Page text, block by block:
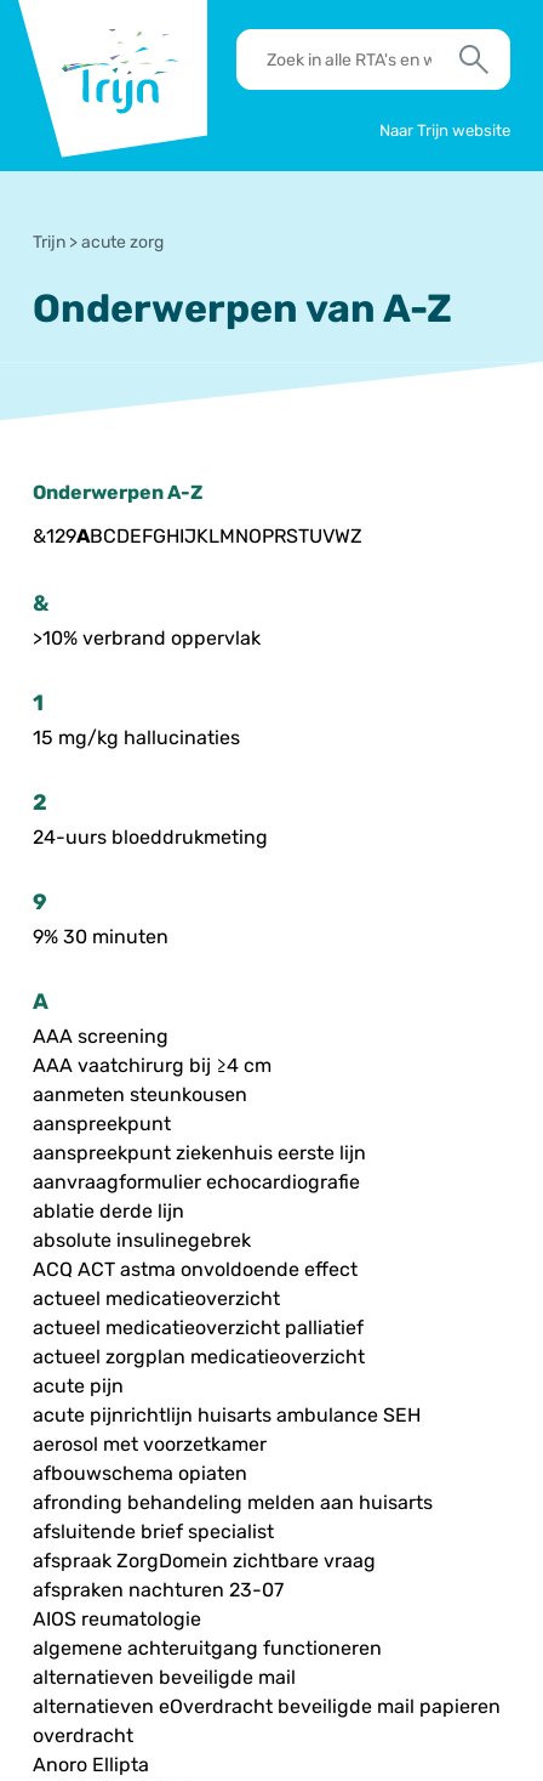
Trijn
RTA's
en
Zoek
Naar Trijn website
Trijn >acute zorg
Onderwerpen van A-Z
Onderwerpen A-Z
&129ABCDEFGHIJKLMNOPRSTUVWZ
&
>10% verbrand oppervlak
1
15 mg/kg hallucinaties
2
24-uurs bloeddrukmeting
9
9% 30 minuten
A
AAA screening
AAA vaatchirurg bij ≥4 cm
aanmeten steunkousen
aanspreekpunt
aanspreekpunt ziekenhuis eerste lijn
aanvraagformulier echocardiografie
ablatie derde lijn
absolute insulinegebrek
ACQ ACT astma onvoldoende effect
actueel medicatieoverzicht
actueel medicatieoverzicht palliatief
actueel zorgplan medicatieoverzicht
acute pijn
acute pijnrichtlijn huisarts ambulance SEH
aerosol met voorzetkamer
afbouwschema opiaten
afronding behandeling melden aan huisarts
afsluitende brief specialist
afspraak ZorgDomein zichtbare vraag
afspraken nachturen 23-07
AIOS reumatologie
algemene achteruitgang functioneren
alternatieven beveiligde mail
alternatieven eOverdracht beveiligde mail papieren
overdracht
Anoro Ellipta